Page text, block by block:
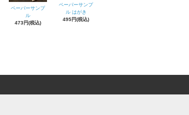
ペーパーサンプ
ル
473円(税込)
ペーパーサンプ
ル はがき
495円(税込)